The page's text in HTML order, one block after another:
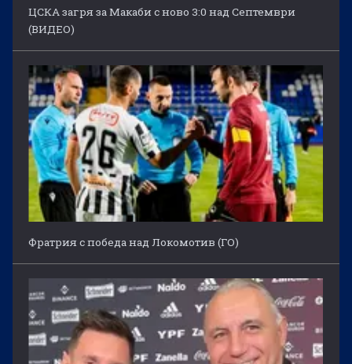
ЦСКА загря за Макаби с ново 3:0 над Септември
(ВИДЕО)
Фратрия с победа над Локомотив (ГО)